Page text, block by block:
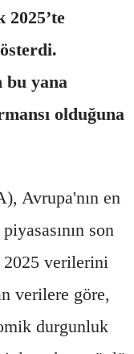
2025’te
bu yana
olduğuna
Avrupa'nın en
son
2025 verilerini
verilere göre,
durgunluk